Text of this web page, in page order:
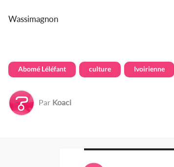
Wassimagnon
Abomé Léléfant culture Ivoirienne
Par Koaci